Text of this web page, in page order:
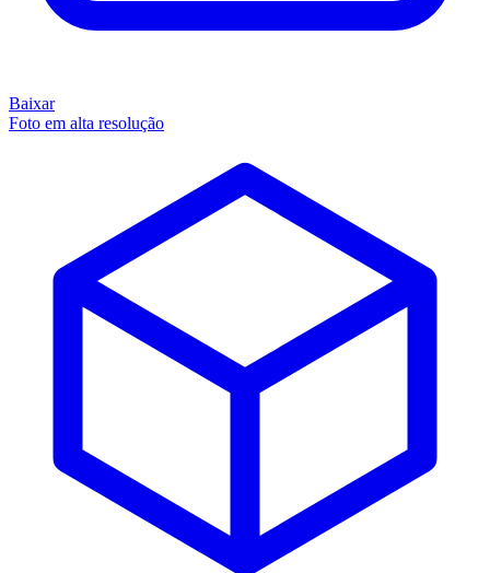
Baixar
Foto em alta resolução